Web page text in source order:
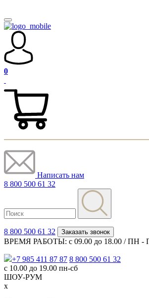
0
Написать нам
8 800 500 61 32
8 800 500 61 32 Заказать звонок
ВРЕМЯ РАБОТЫ: с 09.00 до 18.00 / ПН -
+7 985 411 87 87 8 800 500 61 32
с 10.00 до 19.00 пн-сб
ШОУ-РУМ
x